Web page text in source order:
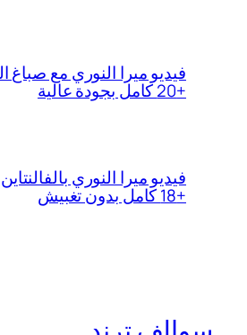
فيديو ميرا النوري مع صباغ
+20 كامل بجودة عالية
فيديو ميرا النوري بالفالنتاين
+18 كامل بدون تغبيش